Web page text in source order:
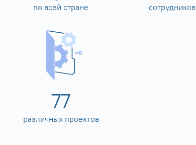
по всей стране сотрудников
80
различных проектов